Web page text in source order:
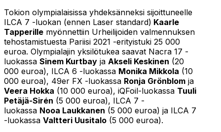
Tokion olympialaisissa yhdeksänneksi sijoittuneelle
ILCA 7 -luokan (ennen Laser standard) Kaarle
Tapperille myönnettiin Urheilijoiden valmennuksen
tehostamistuesta Pariisi 2021 -erityistuki 25 000
euroa. Olympialajin yksilötukea saavat Nacra 17 -
luokassa Sinem Kurtbay ja Akseli Keskinen (20
000 euroa), ILCA 6 -luokassa Monika Mikkola (10
000 euroa), 49er FX -luokassa Ronja Grönblom ja
Veera Hokka (10 000 euroa), iQFoil-luokassa Tuuli
Petäjä-Sirén (5 000 euroa), ILCA 7 -
luokassa Nooa Laukkanen (5 000 euroa) ja ILCA 7
-luokassa Valtteri Uusitalo (5 000 euroa).